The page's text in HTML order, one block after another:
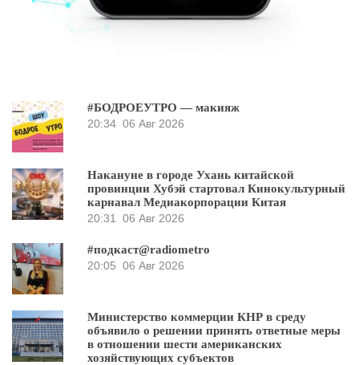
#БОДРОЕУТРО — макияж
20:34 06 Авг 2026
Накануне в городе Ухань китайской
провинции Хубэй стартовал Кинокультурный
карнавал Медиакорпорации Китая
20:31
06 Авг 2026
#подкаст@radiometro
20:05 06 Авг 2026
Министерство коммерции КНР в среду
объявило о решении принять ответные меры
в отношении шести американских
хозяйствующих субъектов